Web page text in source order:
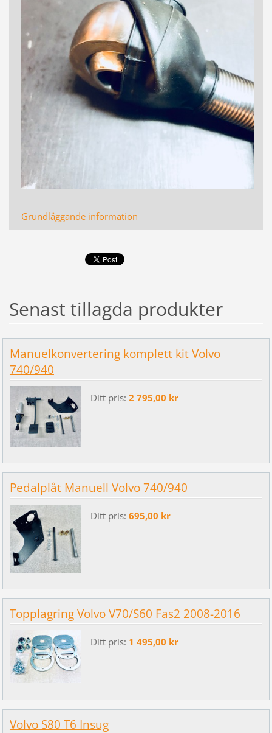
Grundläggande information
Senast tillagda produkter
Manuelkonvertering komplett kit Volvo
740/940
Ditt pris: 2 795,00 kr
Pedalplåt Manuell Volvo 740/940
Ditt pris: 695,00 kr
Topplagring Volvo V70/S60 Fas2 2008-2016
Ditt pris: 1 495,00 kr
Volvo S80 T6 Insug